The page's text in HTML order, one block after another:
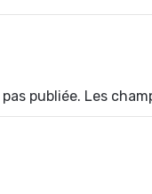
publiée. Les